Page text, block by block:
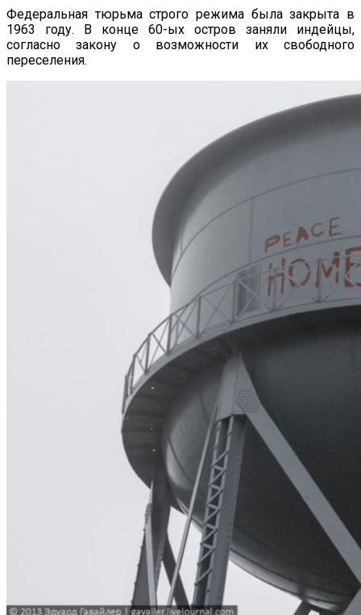
Федеральная тюрьма строго режима была закрыта в
1963 году. В конце 60-ых остров заняли индейцы,
согласно закону о возможности их свободного
переселения.